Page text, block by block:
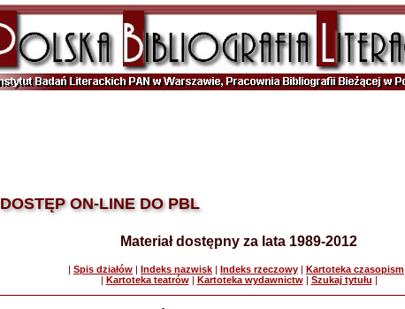
DOSTĘP ON-LINE DO PBL
Materiał dostępny za lata 1989-2012
| Spis działów | Indeks nazwisk | Indeks rzeczowy | Kartoteka czasopism
| Kartoteka teatrów| Kartoteka wydawnictw| Szukaj tytułu |